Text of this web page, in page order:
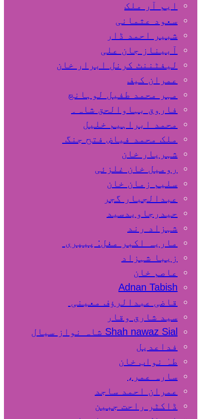
ایم آر ملک
سعود عثمانی
شبیر احمد ڈار
آبیناز جان علی
لیفٹننٹ کرنل ابرار خان
عمران کیف
مہر محمد طفیل لوہانچ
فاروق بہاوالحق شاہ۔
محمد ابراہیم خلیل
ملک محمد فیاض فتح جنگ
شہریار خان
رومیل خان غلزئی
سلیم زمان خان
عبدالجبار گجر
حیدرجاویدسید
شہزاد رند
ماریہ اکبر مغل: پیپری
زیبا شہزاد
عاصم خان
Adnan Tabish
قاضی عبدالرؤف معینی
سید شارق وقار
Shah nawaz Sial شاہ نواز سیال
فداعدیل
طہٰ نواب خان
سارہ عمر،
عمران احمد ساجد
ڈاکٹر راحت جبین